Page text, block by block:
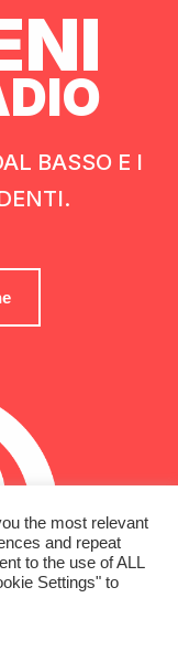
BASSO E I
the most relevant
and repeat
to the use of ALL
Settings" to